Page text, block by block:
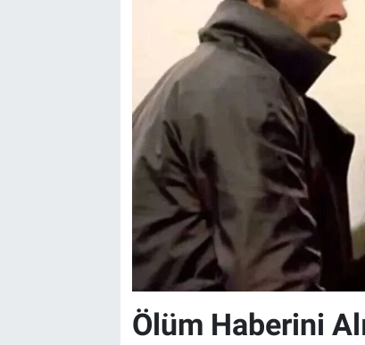
Ölüm Haberini